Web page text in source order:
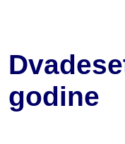
godine